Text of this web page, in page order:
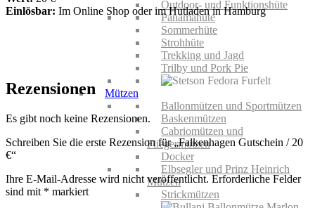
Outdoor- und Funktionshüte
Panamahüte
Sommerhüte
Strohhüte
Trekking und Jagd
Trilby und Pork Pie
Mützen
Ballonmützen und Sportmützen
Baskenmützen
Cabriomützen und
Fliegermützen
Docker
Elbsegler und Prinz Heinrich
Mützen
Strickmützen
Einlösbar: Im Online Shop oder im Hutladen in Hamburg
Rezensionen
Es gibt noch keine Rezensionen.
Schreiben Sie die erste Rezension für „Falkenhagen Gutschein / 20
€“
Ihre E-Mail-Adresse wird nicht veröffentlicht. Erforderliche Felder
sind mit * markiert